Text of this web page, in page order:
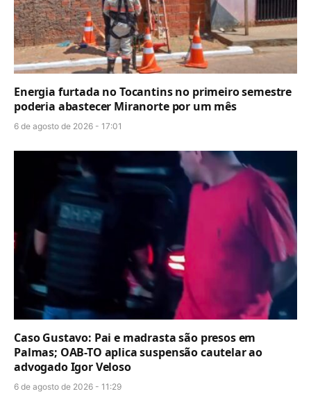
Energia furtada no Tocantins no primeiro semestre
poderia abastecer Miranorte por um mês
6 de agosto de 2026 - 17:01
Caso Gustavo: Pai e madrasta são presos em
Palmas; OAB-TO aplica suspensão cautelar ao
advogado Igor Veloso
6 de agosto de 2026 - 11:29